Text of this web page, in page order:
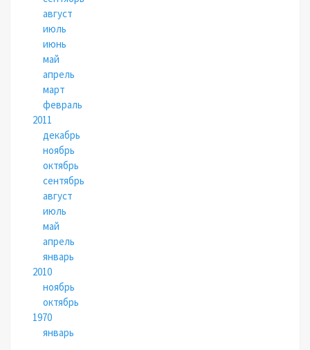
август
июль
июнь
май
апрель
март
февраль
2011
декабрь
ноябрь
октябрь
сентябрь
август
июль
май
апрель
январь
2010
ноябрь
октябрь
1970
январь